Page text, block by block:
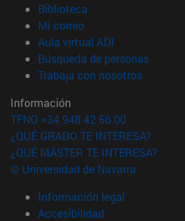
Biblioteca
Mi correo(abre en nueva
Aula virtual ADI
Búsqueda de personas(abre
Trabaja con nosotros(abre en
Información
TFNO +34 948 42 56 00
¿QUÉ GRADO TE INTERESA?
¿QUÉ MÁSTER TE INTERESA?
© Universidad de Navarra
Información legal
Accesibilidad